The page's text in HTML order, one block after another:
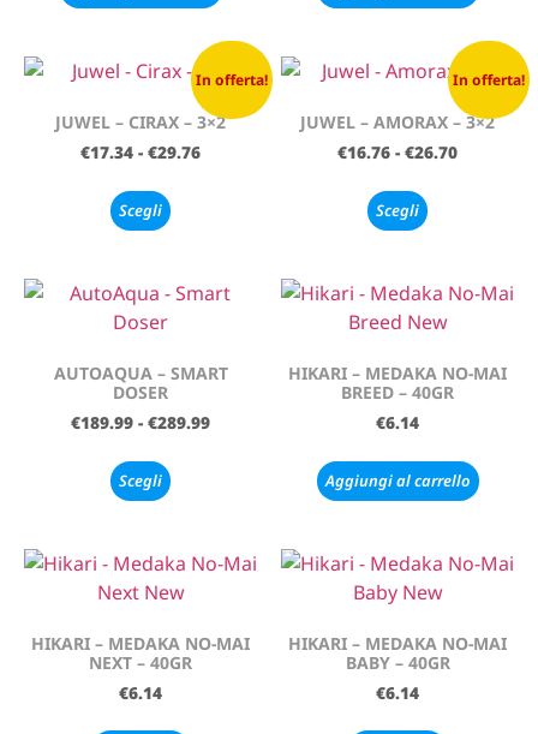
In offerta!
JUWEL – CIRAX – 3×2
€17.34 - €29.76
Scegli
In offerta!
JUWEL – AMORAX – 3×2
€16.76 - €26.70
Scegli
AUTOAQUA – SMART
DOSER
€189.99 - €289.99
Scegli
HIKARI – MEDAKA NO-MAI
BREED – 40GR
€6.14
Aggiungi al carrello
HIKARI – MEDAKA NO-MAI
NEXT – 40GR
€6.14
HIKARI – MEDAKA NO-MAI
BABY – 40GR
€6.14